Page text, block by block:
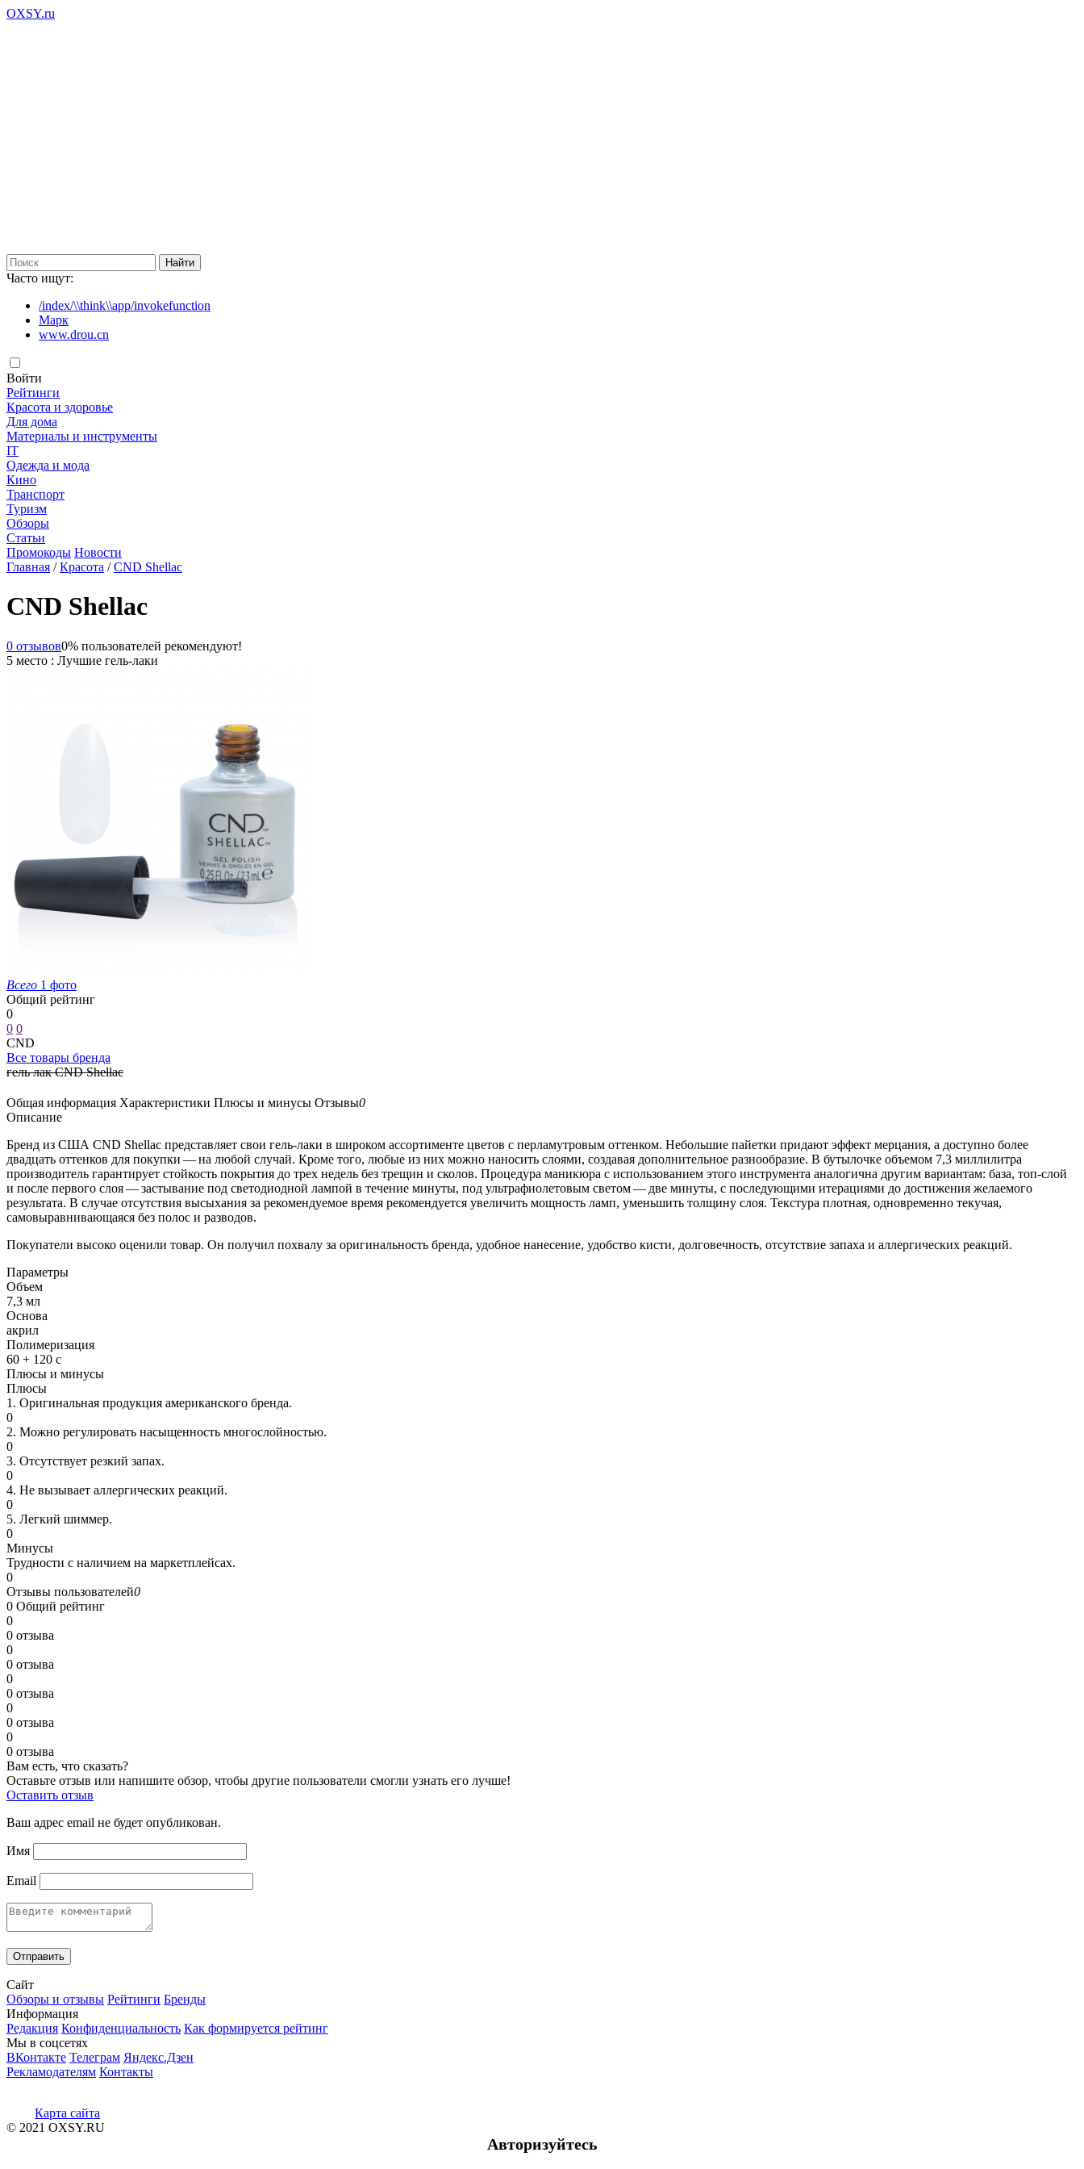
OXSY.ru
Часто ищут:
/index/\\think\\app/invokefunction
Марк
www.drou.cn
Войти
Рейтинги
Красота и здоровье
Для дома
Материалы и инструменты
IT
Одежда и мода
Кино
Транспорт
Туризм
Обзоры
Статьи
Промокоды Новости
Главная /Красота /CND Shellac
CND Shellac
0 отзывов0% пользователей рекомендуют!
5 место : Лучшие гель-лаки
Всего 1 фото
Общий рейтинг
0
0 0
CND
Все товары бренда
гель лак CND Shellac
Общая информация Характеристики Плюсы и минусы Отзывы0
Описание
Бренд из США CND Shellac представляет свои гель-лаки в широком ассортименте цветов с перламутровым оттенком. Небольшие пайетки придают эффект мерцания, а доступно более
двадцать оттенков для покупки — на любой случай. Кроме того, любые из них можно наносить слоями, создавая дополнительное разнообразие. В бутылочке объемом 7,3 миллилитра
производитель гарантирует стойкость покрытия до трех недель без трещин и сколов. Процедура маникюра с использованием этого инструмента аналогична другим вариантам: база, топ-слой
и после первого слоя — застывание под светодиодной лампой в течение минуты, под ультрафиолетовым светом — две минуты, с последующими итерациями до достижения желаемого
результата. В случае отсутствия высыхания за рекомендуемое время рекомендуется увеличить мощность ламп, уменьшить толщину слоя. Текстура плотная, одновременно текучая,
самовыравнивающаяся без полос и разводов.
Покупатели высоко оценили товар. Он получил похвалу за оригинальность бренда, удобное нанесение, удобство кисти, долговечность, отсутствие запаха и аллергических реакций.
Параметры
Объем
7,3 мл
Основа
акрил
Полимеризация
60 + 120 с
Плюсы и минусы
Плюсы
1. Оригинальная продукция американского бренда.
0
2. Можно регулировать насыщенность многослойностью.
0
3. Отсутствует резкий запах.
0
4. Не вызывает аллергических реакций.
0
5. Легкий шиммер.
0
Минусы
Трудности с наличием на маркетплейсах.
0
Отзывы пользователей0
0 Общий рейтинг
0
0 отзыва
0
0 отзыва
0
0 отзыва
0
0 отзыва
0
0 отзыва
Вам есть, что сказать?
Оставьте отзыв или напишите обзор, чтобы другие пользователи смогли узнать его лучше!
Оставить отзыв
Ваш адрес email не будет опубликован.
Имя
Email
Сайт
Обзоры и отзывы Рейтинги Бренды
Информация
Редакция Конфиденциальность Как формируется рейтинг
Мы в соцсетях
ВКонтакте Телеграм Яндекс.Дзен
Рекламодателям Контакты
Карта сайта
© 2021 OXSY.RU
Авторизуйтесь